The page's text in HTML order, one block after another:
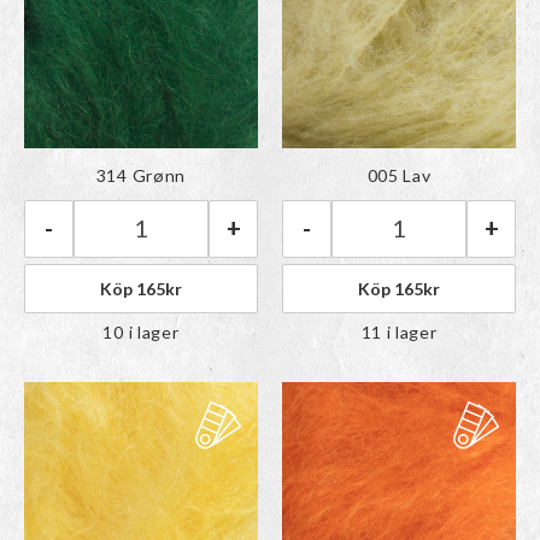
Färgen har lagts till i
paletten
Rauma Tjukk Mohair | 314 Grønn mängd
- +
314 Grønn
Köp 165kr
10 i lager
Färgen har lagts till i
paletten
Rauma Tjukk
- +
005 Lav
Köp 165kr
11 i lager